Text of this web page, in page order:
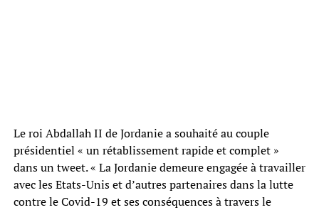
Le roi Abdallah II de Jordanie a souhaité au couple
présidentiel « un rétablissement rapide et complet »
dans un tweet. « La Jordanie demeure engagée à travailler
avec les Etats-Unis et d’autres partenaires dans la lutte
contre le Covid-19 et ses conséquences à travers le